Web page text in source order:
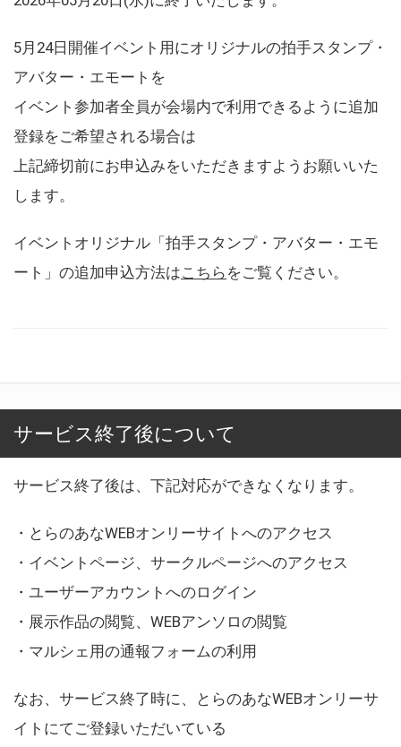
5月24日開催イベント用にオリジナルの拍手スタンプ・
アバター・エモートを
イベント参加者全員が会場内で利用できるように追加
登録をご希望される場合は
上記締切前にお申込みをいただきますようお願いいた
します。
イベントオリジナル「拍手スタンプ・アバター・エモ
ート」の追加申込方法はこちら をご覧ください。
サービス終了後について
サービス終了後は、下記対応ができなくなります。
・とらのあなWEBオンリーサイトへのアクセス
・イベントページ、サークルページへのアクセス
・ユーザーアカウントへのログイン
・展示作品の閲覧、WEBアンソロの閲覧
・マルシェ用の通報フォームの利用
なお、サービス終了時に、とらのあなWEBオンリーサ
イトにてご登録いただいている